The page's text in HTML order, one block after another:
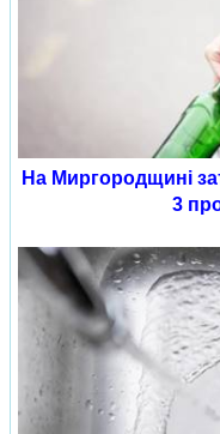
На Миргородщині
3